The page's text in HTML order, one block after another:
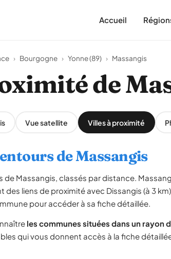
Accueil
› Bourgogne › Yonne (89) › Massangis
de
Vue satellite Villes à proximité
de Massangis
de Massangis, classés par distance.
liens de proximité avec Dissangis (à 3
pour accéder à sa fiche détaillée.
les communes situées dans un rayon
qui vous donnent accès à la fiche